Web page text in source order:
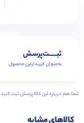
ثبـــــت‌پرسش
به‌عنوان ‌خریدار‌این‌ محصول
شما هم درباره این کالا پرسش ثبت کنید